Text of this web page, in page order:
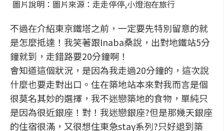
圖片說明：圖片來源：走走停停,小燈泡在旅行
不過在介紹東京鐵塔之前，一定要先特別留意的就
是怎麼抵達！我笑著跟Inaba桑說，出對地鐵站5分
鐘就到，走錯路要20分鐘啊！
會知道這個狀況，是因為我走過20分鐘的，這次說
什麼也要走對出口。住在築地站本來對我而言是個
很莫名其妙的選擇，我不迷戀築地的食物，單純只
是因為很近銀座！對！我迷戀銀座?但是那幾天銀座
的住宿很滿，又很想住東急stay系列?只好退到築